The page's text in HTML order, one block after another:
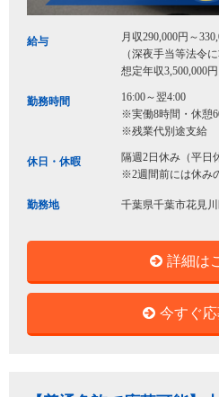
給与
月収290,000円～
（深夜手当等法令
想定年収3,500,000円
勤務時間
16:00～翌4:00
※実働8時間・休憩
※残業代別途支給
休日・休暇
隔週2日休み（平日
※2週間前には休み
勤務地 千葉県千葉市花見
詳細は
今すぐ